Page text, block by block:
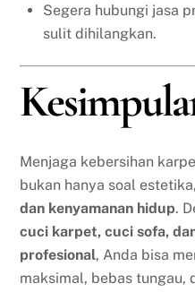
Segera hubungi jasa
sulit dihilangkan.
Menjaga kebersihan
bukan hanya soal
dan kenyamanan hidup.
cuci karpet, cuci sofa,
profesional, Anda bisa
maksimal, bebas tungau,